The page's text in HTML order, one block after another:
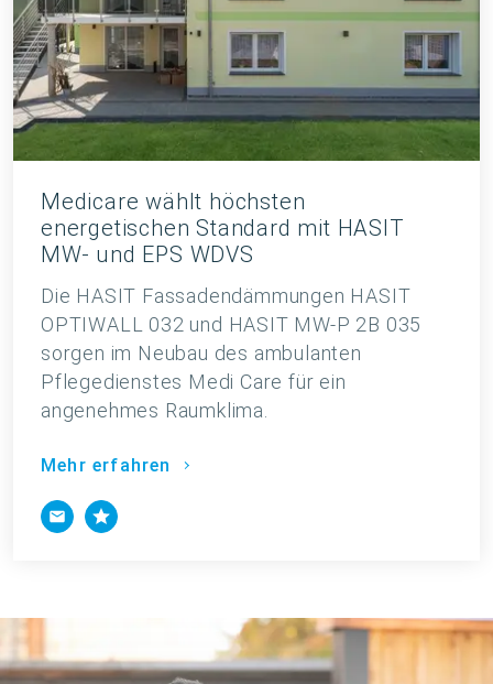
Medicare wählt höchsten
energetischen Standard mit HASIT
MW- und EPS WDVS
Die HASIT Fassadendämmungen HASIT
OPTIWALL 032 und HASIT MW-P 2B 035
sorgen im Neubau des ambulanten
Pflegedienstes Medi Care für ein
angenehmes Raumklima.
Mehr erfahren